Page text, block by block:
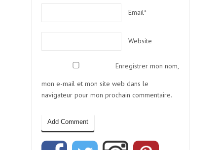
Email*
Website
Enregistrer mon nom,
mon e-mail et mon site web dans le
navigateur pour mon prochain commentaire.